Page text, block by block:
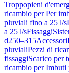
Troppopieni
ricambio per Per
pluviali fino a 25 l/s
a 25 l/sFissaggi
d250–315Accessori
pluvialiPezzi di
fissaggiScarico per
ricambio per Imbuti